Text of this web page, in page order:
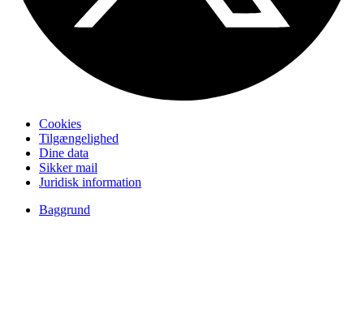
Cookies
Tilgængelighed
Dine data
Sikker mail
Juridisk information
Baggrund